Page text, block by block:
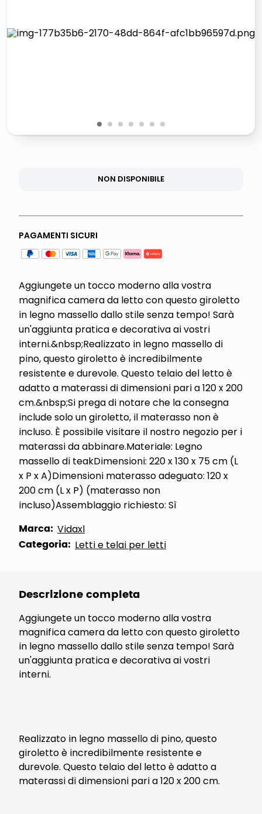
1 2 3 4 5 6 7
NON DISPONIBILE
PAGAMENTI SICURI
Aggiungete un tocco moderno alla vostra
magnifica camera da letto con questo giroletto
in legno massello dallo stile senza tempo! Sarà
un'aggiunta pratica e decorativa ai vostri
interni.&nbsp;Realizzato in legno massello di
pino, questo giroletto è incredibilmente
resistente e durevole. Questo telaio del letto è
adatto a materassi di dimensioni pari a 120 x 200
cm.&nbsp;Si prega di notare che la consegna
include solo un giroletto, il materasso non è
incluso. È possibile visitare il nostro negozio per i
materassi da abbinare.Materiale: Legno
massello di teakDimensioni: 220 x 130 x 75 cm (L
x P x A)Dimensioni materasso adeguato: 120 x
200 cm (L x P) (materasso non
incluso)Assemblaggio richiesto: Sì
Marca: Vidaxl
Categoria: Letti e telai per letti
Descrizione completa
Aggiungete un tocco moderno alla vostra
magnifica camera da letto con questo giroletto
in legno massello dallo stile senza tempo! Sarà
un'aggiunta pratica e decorativa ai vostri
interni.
Realizzato in legno massello di pino, questo
giroletto è incredibilmente resistente e
durevole. Questo telaio del letto è adatto a
materassi di dimensioni pari a 120 x 200 cm.